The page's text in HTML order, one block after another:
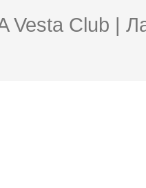
Vesta Club |